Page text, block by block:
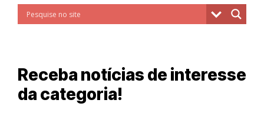
Receba notícias de interesse
da categoria!